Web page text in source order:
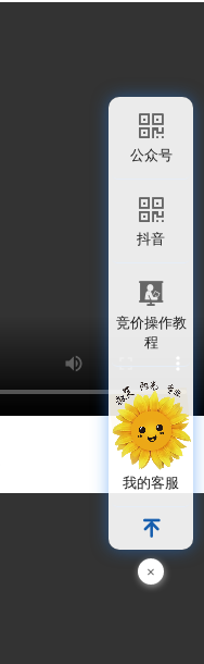
公众号
抖音
竞价操作教
程
我的客服
×